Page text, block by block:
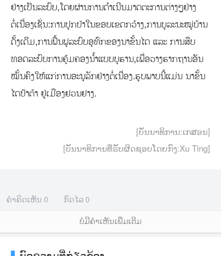
ຢ່າງເປັນລະບົບ,ໂດຍຜ່ານການດຳເນີນມາດຕະການຕ່າງໆຢ່າງ
ຕໍ່ເນື່ອງເຊັ່ນ:ການປູກປ່າໃນຂອບເຂດກວ້າງ,ການບູລະນະໝູ່ບ້ານ
ດັ້ງເດີມ,ການຟື້ນຟູລະບົບອຸທົກຂອງນາຂັ້ນໄດ ແລະ ການສືບ
ທອດລະບົບການຄຸ້ມຄອງນ້ຳແບບບູຮານ,ເພື່ອວາງຮາກຖານອັນ
ໝັ້ນຄົງໃຫ້ແກ່ການອະນຸລັກຢ່າງຕໍ່ເນື່ອງ.ຮູບພາບນີ້ແມ່ນ ນາຂັ້ນ
ໄດປ້າຕ້າ ຢູ່ເມືອງຢວນຢາງ.
[ບັນນາທິການ:ເກສອນ]
[ບັນນາທິການທີ່ຮັບຜິດຊອບໂດຍກົງ:Xu Ting]
ຄຳຄິດເຫັນ 0 ກົດໄລ 0
ບໍ່ມີຄໍາເຫັນເພີ່ມເຕີມ